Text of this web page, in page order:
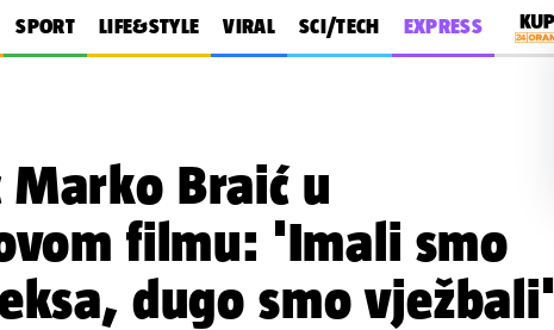
SPORT LIFE&STYLE VIRAL SCI/TECH EXPRESS
Marko Braić u
filmu: 'Imali smo
dugo smo vježbali'